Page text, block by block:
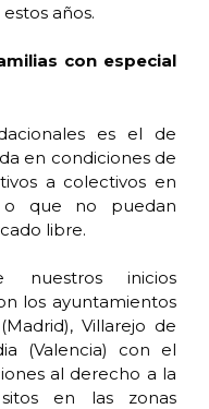
años.
con especial
es el de
en condiciones de
a colectivos en
o que no puedan
libre.
nuestros inicios
los ayuntamientos
Villarejo de
(Valencia) con el
al derecho a la
en las zonas